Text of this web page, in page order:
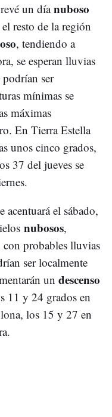
un díanuboso
resto de la región
, tendiendo a
se esperan lluvias
ser
mínimas se
máximas
En Tierra Estella
unos cinco grados,
37 del jueves se
acentuará el sábado,
nubosos,
probables lluvias
ser localmente
un descenso
11 y 24 grados en
los 15 y 27 en